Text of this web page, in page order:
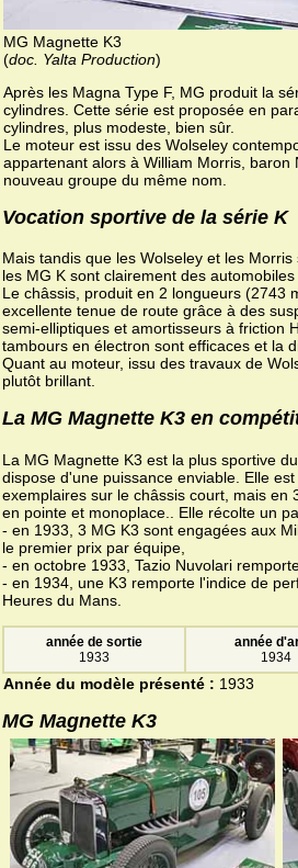
MG Magnette K3
(doc. Yalta Production)
Après les Magna Type F, MG produit la
cylindres. Cette série est proposée en
cylindres, plus modeste, bien sûr.
Le moteur est issu des Wolseley
appartenant alors à William Morris, baron
nouveau groupe du même nom.
Vocation sportive de la série K
Mais tandis que les Wolseley et les
les MG K sont clairement des
Le châssis, produit en 2 longueurs (2743
excellente tenue de route grâce à des
semi-elliptiques et amortisseurs à friction
tambours en électron sont efficaces et la
Quant au moteur, issu des travaux de
plutôt brillant.
La MG Magnette K3 en
La MG Magnette K3 est la plus sportive
dispose d'une puissance enviable. Elle
exemplaires sur le châssis court, mais en
en pointe et monoplace.. Elle récolte un
- en 1933, 3 MG K3 sont engagées aux
le premier prix par équipe,
- en octobre 1933, Tazio Nuvolari
- en 1934, une K3 remporte l'indice de
Heures du Mans.
année de sortie
1933
année
1934
Année du modèle présenté : 1933
MG Magnette K3